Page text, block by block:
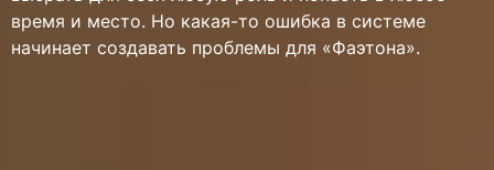
время и место. Но какая-то ошибка в системе
начинает создавать проблемы для «Фаэтона».